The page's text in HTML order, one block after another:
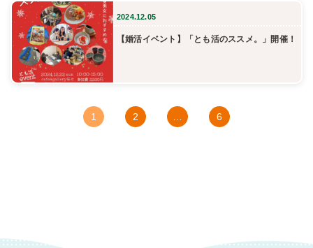
2024.12.05
【婚活イベント】「とも活のススメ。」開催！
1 2 6